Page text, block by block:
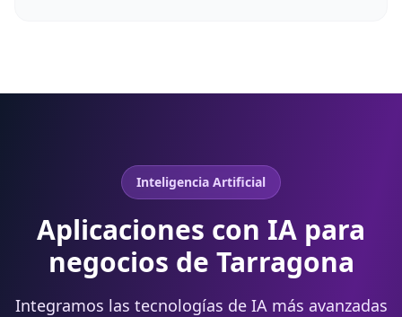
Inteligencia Artificial
Aplicaciones con IA para
negocios de Tarragona
Integramos las tecnologías de IA más avanzadas